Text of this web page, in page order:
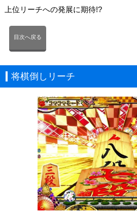
上位リーチへの発展に期待!?
目次へ戻る
将棋倒しリーチ